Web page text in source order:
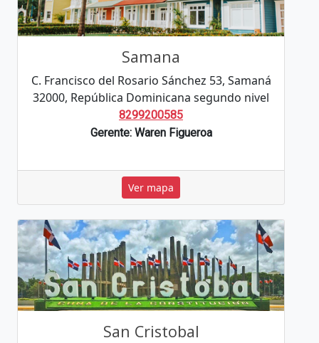
Samana
C. Francisco del Rosario Sánchez 53, Samaná
32000, República Dominicana segundo nivel
8299200585
Gerente: Waren Figueroa
Ver mapa
San Cristobal